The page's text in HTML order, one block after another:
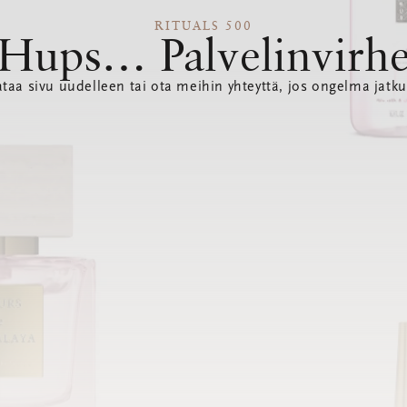
RITUALS 500
sivu uudelleen tai ota meihin yhteyttä, jos ongelma